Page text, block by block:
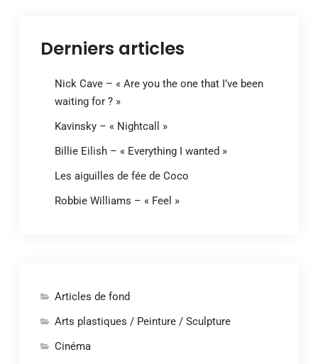
Derniers articles
Nick Cave – « Are you the one that I’ve been
waiting for ? »
Kavinsky – « Nightcall »
Billie Eilish – « Everything I wanted »
Les aiguilles de fée de Coco
Robbie Williams – « Feel »
Articles de fond
Arts plastiques / Peinture / Sculpture
Cinéma